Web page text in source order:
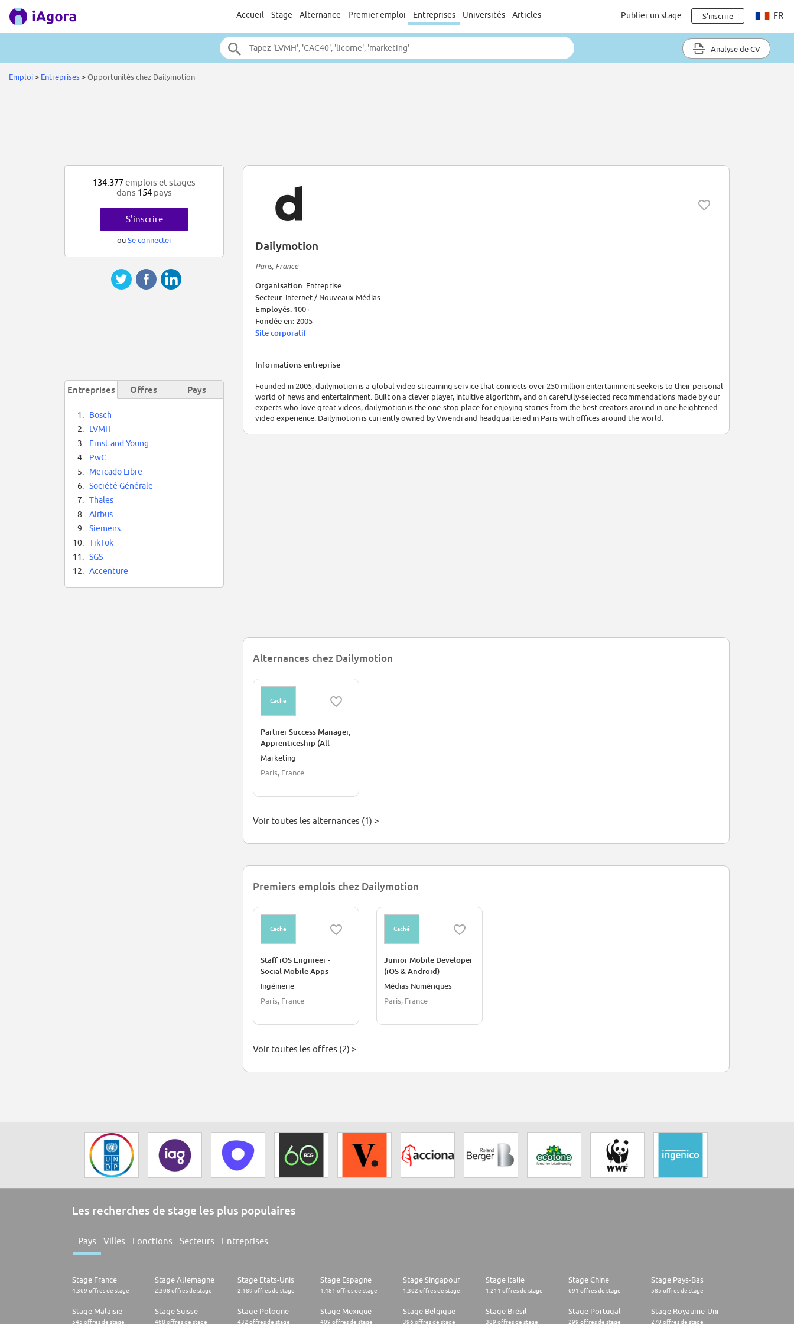
Accueil Stage Alternance Premier emploi Entreprises Universités Articles Publier un stage S'inscrire FR
Analyse de CV
Emploi> Entreprises>Opportunités chez Dailymotion
Dailymotion
Paris, France
Organisation: Entreprise
Secteur: Internet / Nouveaux Médias
Employés: 100+
Fondée en: 2005
Site corporatif
Informations entreprise
Founded in 2005, dailymotion is a global video streaming service that connects over 250 million entertainment-seekers to their personal
world of news and entertainment. Built on a clever player, intuitive algorithm, and on carefully-selected recommendations made by our
experts who love great videos, dailymotion is the one-stop place for enjoying stories from the best creators around in one heightened
video experience. Dailymotion is currently owned by Vivendi and headquartered in Paris with offices around the world.
Alternances chez Dailymotion
Caché
Partner Success Manager,
Apprenticeship (All
Genders)
Marketing
Paris, France
Voir toutes les alternances (1) >
Premiers emplois chez Dailymotion
Caché
Staff iOS Engineer -
Social Mobile Apps
Ingénierie
Paris, France
Caché
Junior Mobile Developer
(iOS & Android)
Médias Numériques
Paris, France
Voir toutes les offres (2) >
134.377emplois et stages
dans 154 pays
S'inscrire
ouSe connecter
Entreprises Offres Pays
1.
Bosch
2.
LVMH
3.
Ernst and Young
4.
PwC
5.
Mercado Libre
6.
Société Générale
7.
Thales
8.
Airbus
9.
Siemens
10.
TikTok
11.
SGS
12.
Accenture
Les recherches de stage les plus populaires
Pays Villes Fonctions Secteurs Entreprises
Stage France
4.369 offres de stage
Stage Allemagne
2.308 offres de stage
Stage Etats-Unis
2.189 offres de stage
Stage Espagne
1.481 offres de stage
Stage Singapour
1.302 offres de stage
Stage Italie
1.211 offres de stage
Stage Chine
691 offres de stage
Stage Pays-Bas
585 offres de stage
Stage Malaisie
545 offres de stage
Stage Suisse
468 offres de stage
Stage Pologne
432 offres de stage
Stage Mexique
409 offres de stage
Stage Belgique
396 offres de stage
Stage Brésil
389 offres de stage
Stage Portugal
299 offres de stage
Stage Royaume-Uni
270 offres de stage